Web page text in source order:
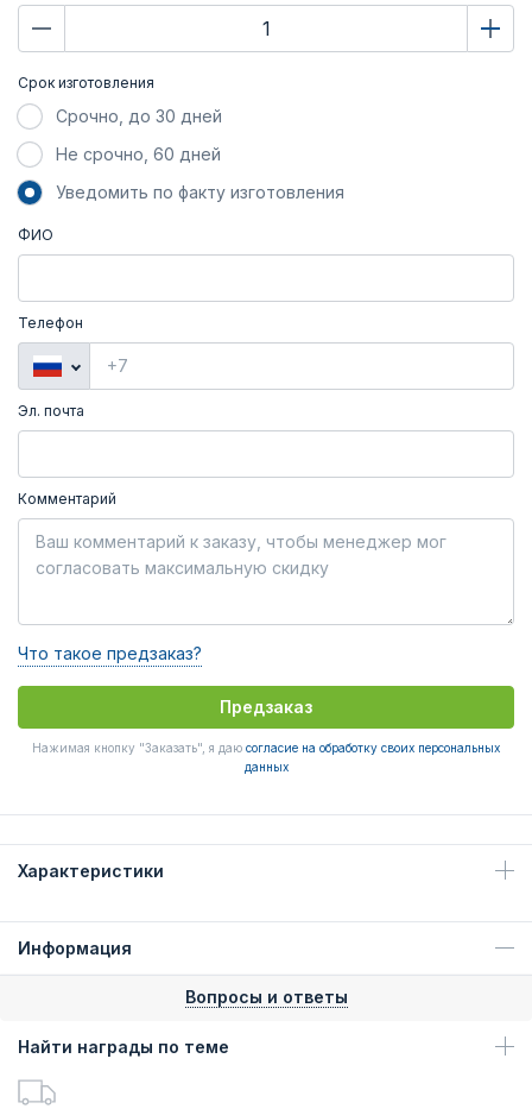
Срок изготовления
Срочно, до 30 дней
Не срочно, 60 дней
Уведомить по факту изготовления
ФИО
Телефон
Эл. почта
Комментарий
Что такое предзаказ?
Предзаказ
Нажимая кнопку "Заказать", я даю согласие на обработку своих персональных
данных
Характеристики
Информация
Вопросы и ответы
Найти награды по теме